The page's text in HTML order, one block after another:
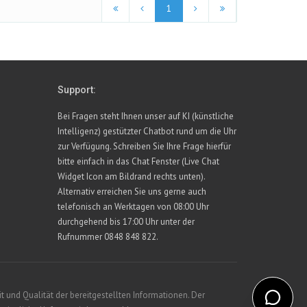
1
Support:
Bei Fragen steht Ihnen unser auf KI (künstliche
Intelligenz) gestützter Chatbot rund um die Uhr
zur Verfügung. Schreiben Sie Ihre Frage hierfür
bitte einfach in das Chat Fenster (Live Chat
Widget Icon am Bildrand rechts unten).
Alternativ erreichen Sie uns gerne auch
telefonisch an Werktagen von 08:00 Uhr
durchgehend bis 17:00 Uhr unter der
Rufnummer 0848 848 822.
und Qualität der bereitgestellten Informationen. Der